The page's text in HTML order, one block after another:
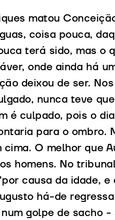
matou
coisa pouca,
terá sido, mas o
onde ainda há
deixou de ser.
nunca teve
é culpado, pois o
para o ombro.
O melhor que
homens. No
causa da idade, e
há-de
golpe de sacho -